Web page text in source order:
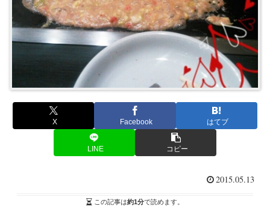
X Facebook はてブ
LINE コピー
2015.05.13
この記事は約1分で読めます。